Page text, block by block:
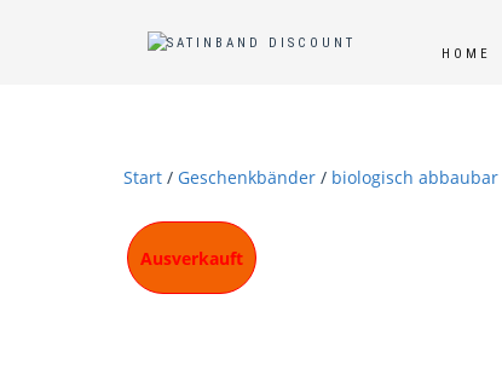
HOME
Start / Geschenkbänder / biologisch abbaubar
Ausverkauft